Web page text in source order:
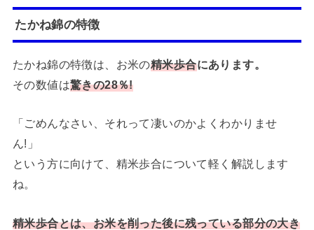
たかね錦の特徴
たかね錦の特徴は、お米の精米歩合にあります。
その数値は驚きの28％!
「ごめんなさい、それって凄いのかよくわかりませ
ん!」
という方に向けて、精米歩合について軽く解説します
ね。
精米歩合とは、お米を削った後に残っている部分の大き